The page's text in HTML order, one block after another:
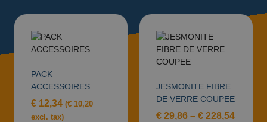
PACK
ACCESSOIRES
€ 12,34 (€ 10,20
excl. tax)
JESMONITE FIBRE
DE VERRE COUPEE
€ 29,86 – € 228,54